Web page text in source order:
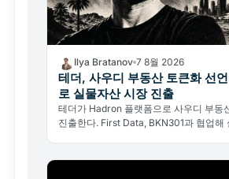
Ilya Bratanov 7 8월 2026
테더, 사우디 부동산 토큰화 선
로 실물자산 시장 진출
테더가 Hadron 플랫폼으로 사우디 부동
진출한다. First Data, BKN301과 협업해